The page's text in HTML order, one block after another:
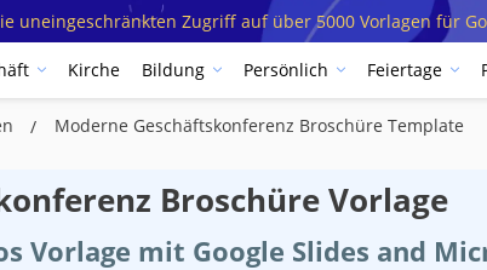
uneingeschränkten Zugriff auf über 5000 Vorlagen für
Kirche Bildung Persönlich Feiertage
Moderne Geschäftskonferenz Broschüre Template
Broschüre Vorlage
Vorlage mit Google Slides and